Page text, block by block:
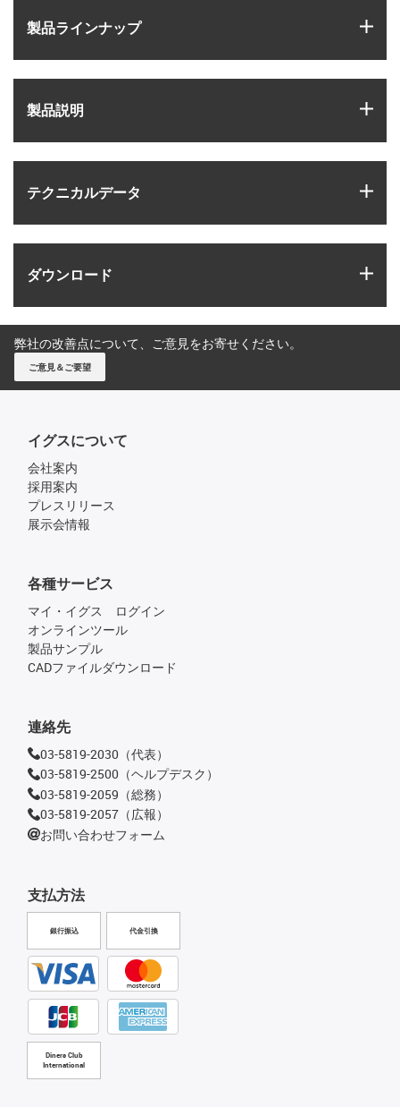
製品ラインナップ
製品説明
テクニカルデータ
ダウンロード
弊社の改善点について、ご意見をお寄せください。
ご意見＆ご要望
イグスについて
会社案内
採用案内
プレスリリース
展示会情報
支払方法
銀行振込 代金引換
Diners Club
International
各種サービス
マイ・イグス ログイン
オンラインツール
製品サンプル
CADファイルダウンロード
連絡先
03-5819-2030（代表）
03-5819-2500（ヘルプデスク）
03-5819-2059（総務）
03-5819-2057（広報）
お問い合わせフォーム